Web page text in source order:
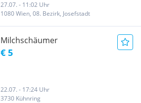
27.07. - 11:02 Uhr
1080 Wien, 08. Bezirk, Josefstadt
Milchschäumer
€ 5
22.07. - 17:24 Uhr
3730 Kühnring